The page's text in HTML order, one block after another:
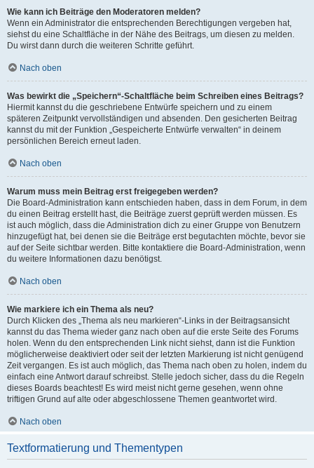
Wie kann ich Beiträge den Moderatoren melden?
Wenn ein Administrator die entsprechenden Berechtigungen vergeben hat,
siehst du eine Schaltfläche in der Nähe des Beitrags, um diesen zu melden.
Du wirst dann durch die weiteren Schritte geführt.
Nach oben
Was bewirkt die „Speichern“-Schaltfläche beim Schreiben eines Beitrags?
Hiermit kannst du die geschriebene Entwürfe speichern und zu einem
späteren Zeitpunkt vervollständigen und absenden. Den gesicherten Beitrag
kannst du mit der Funktion „Gespeicherte Entwürfe verwalten“ in deinem
persönlichen Bereich erneut laden.
Nach oben
Warum muss mein Beitrag erst freigegeben werden?
Die Board-Administration kann entschieden haben, dass in dem Forum, in dem
du einen Beitrag erstellt hast, die Beiträge zuerst geprüft werden müssen. Es
ist auch möglich, dass die Administration dich zu einer Gruppe von Benutzern
hinzugefügt hat, bei denen sie die Beiträge erst begutachten möchte, bevor sie
auf der Seite sichtbar werden. Bitte kontaktiere die Board-Administration, wenn
du weitere Informationen dazu benötigst.
Nach oben
Wie markiere ich ein Thema als neu?
Durch Klicken des „Thema als neu markieren“-Links in der Beitragsansicht
kannst du das Thema wieder ganz nach oben auf die erste Seite des Forums
holen. Wenn du den entsprechenden Link nicht siehst, dann ist die Funktion
möglicherweise deaktiviert oder seit der letzten Markierung ist nicht genügend
Zeit vergangen. Es ist auch möglich, das Thema nach oben zu holen, indem du
einfach eine Antwort darauf schreibst. Stelle jedoch sicher, dass du die Regeln
dieses Boards beachtest! Es wird meist nicht gerne gesehen, wenn ohne
triftigen Grund auf alte oder abgeschlossene Themen geantwortet wird.
Nach oben
Textformatierung und Thementypen